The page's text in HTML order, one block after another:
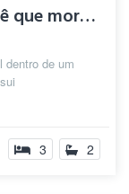
Busco alguem para dividir o apê que moro...
dentro de um
3 2